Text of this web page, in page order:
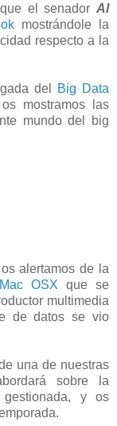
el senador Al
mostrándole la
respecto a la
del
Big Data
mostramos las
mundo del big
alertamos de la
OSX que se
multimedia
de datos se vio
una de nuestras
sobre la
y os